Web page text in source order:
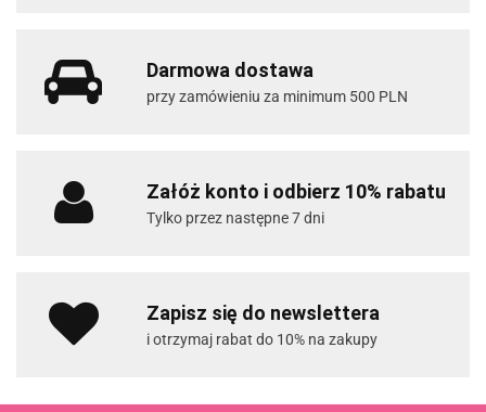
Darmowa dostawa
przy zamówieniu za minimum 500 PLN
Załóż konto i odbierz 10% rabatu
Tylko przez następne 7 dni
Zapisz się do newslettera
i otrzymaj rabat do 10% na zakupy